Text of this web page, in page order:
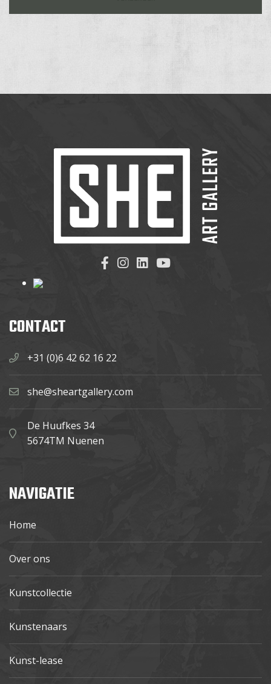
CONTACT
+31 (0)6 42 62 16 22
she@sheartgallery.com
De Huufkes 34
5674TM Nuenen
NAVIGATIE
Home
Over ons
Kunstcollectie
Kunstenaars
Kunst-lease